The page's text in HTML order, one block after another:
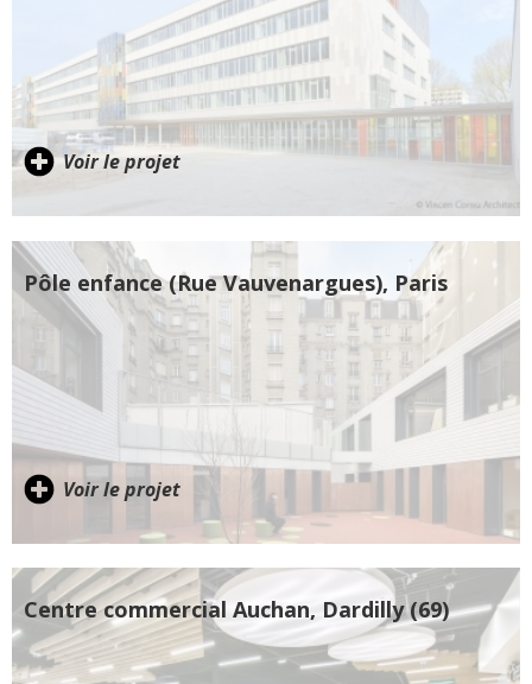
Voir le projet
Pôle enfance (Rue Vauvenargues), Paris
Voir le projet
Centre commercial Auchan, Dardilly (69)